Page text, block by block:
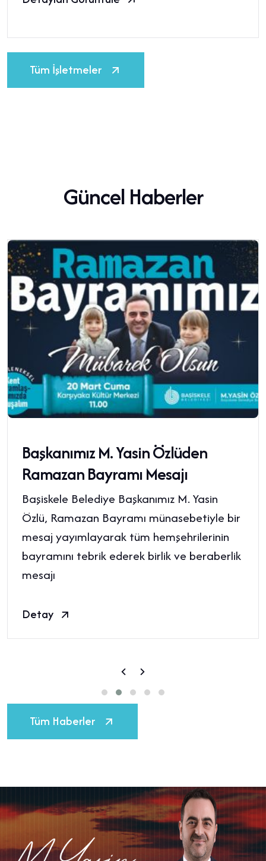
Tüm İşletmeler
Güncel Haberler
Başkanımız M. Yasin Özlüden
Ramazan Bayramı Mesajı
Başiskele Belediye Başkanımız M. Yasin
Özlü, Ramazan Bayramı münasebetiyle bir
mesaj yayımlayarak tüm hemşehrilerinin
bayramını tebrik ederek birlik ve beraberlik
mesajı
Detay
Tüm Haberler